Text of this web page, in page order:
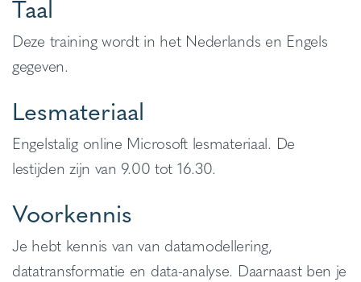
Taal
Deze training wordt in het Nederlands en Engels
gegeven.
Lesmateriaal
Engelstalig online Microsoft lesmateriaal. De
lestijden zijn van 9.00 tot 16.30.
Voorkennis
Je hebt kennis van van datamodellering,
datatransformatie en data-analyse. Daarnaast ben je